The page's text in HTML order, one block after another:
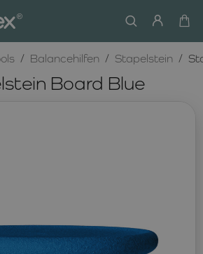
Board Blue
Balancehilfen Stapelstein